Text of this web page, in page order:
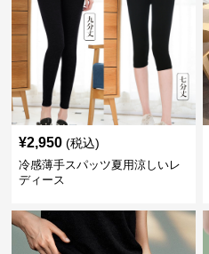
¥2,950 (税込)
冷感薄手スパッツ夏用涼しいレ
ディース